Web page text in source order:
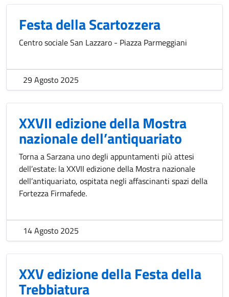
Festa della Scartozzera
Centro sociale San Lazzaro - Piazza Parmeggiani
29 Agosto 2025
XXVII edizione della Mostra
nazionale dell’antiquariato
Torna a Sarzana uno degli appuntamenti più attesi
dell’estate: la XXVII edizione della Mostra nazionale
dell’antiquariato, ospitata negli affascinanti spazi della
Fortezza Firmafede.
14 Agosto 2025
XXV edizione della Festa della
Trebbiatura